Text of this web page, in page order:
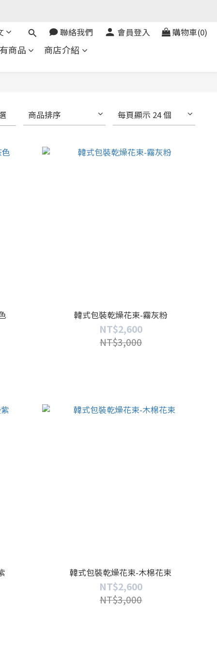
聯絡我們 會員登入 購物車(0)
商品 商店介紹
商品排序 每頁顯示 24 個
韓式包裝乾燥花束-霧灰粉
NT$2,600
NT$3,000
韓式包裝乾燥花束-木棉花束
NT$2,600
NT$3,000